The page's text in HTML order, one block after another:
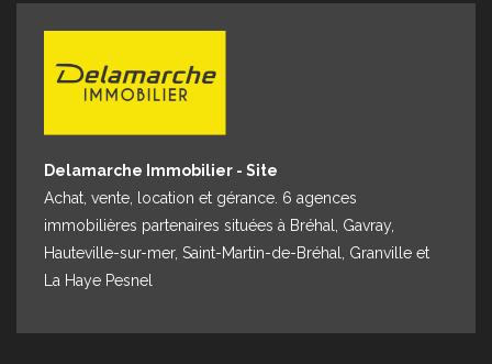
Delamarche Immobilier - Site
Achat, vente, location et gérance. 6 agences
immobilières partenaires situées à Bréhal, Gavray,
Hauteville-sur-mer, Saint-Martin-de-Bréhal, Granville et
La Haye Pesnel